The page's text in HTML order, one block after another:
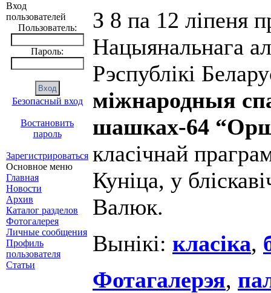
Вход
пользователей
Пользователь:
Пароль:
Безопасный вход
Востановить
пароль
Зарегистрироваться
Основное меню
Главная
Новости
Архив
Каталог разделов
Фотогалерея
Личные сообщения
Профиль
пользователя
Статьи
З 8 па 12 ліпеня
Нацыянальнага
Рэспублікі
міжнародныя
шашках-64
класічнай
Куніца, у
Валюк.
Вынікі: класіка,
Фотагалерэя,